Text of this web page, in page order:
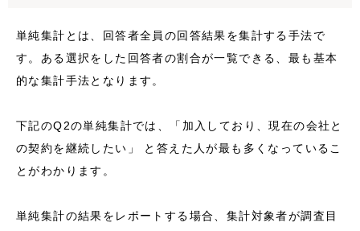
単純集計とは、回答者全員の回答結果を集計する手法で
す。ある選択をした回答者の割合が一覧できる、最も基本
的な集計手法となります。
下記のQ2の単純集計では、「加入しており、現在の会社と
の契約を継続したい」 と答えた人が最も多くなっているこ
とがわかります。
単純集計の結果をレポートする場合、集計対象者が調査目